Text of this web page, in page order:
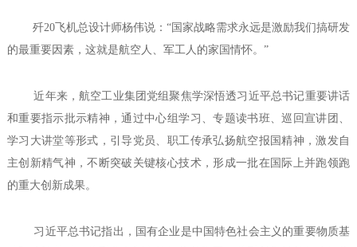
歼20飞机总设计师杨伟说：“国家战略需求永远是激励我们搞研发
的最重要因素，这就是航空人、军工人的家国情怀。”
近年来，航空工业集团党组聚焦学深悟透习近平总书记重要讲话
和重要指示批示精神，通过中心组学习、专题读书班、巡回宣讲团、
学习大讲堂等形式，引导党员、职工传承弘扬航空报国精神，激发自
主创新精气神，不断突破关键核心技术，形成一批在国际上并跑领跑
的重大创新成果。
习近平总书记指出，国有企业是中国特色社会主义的重要物质基